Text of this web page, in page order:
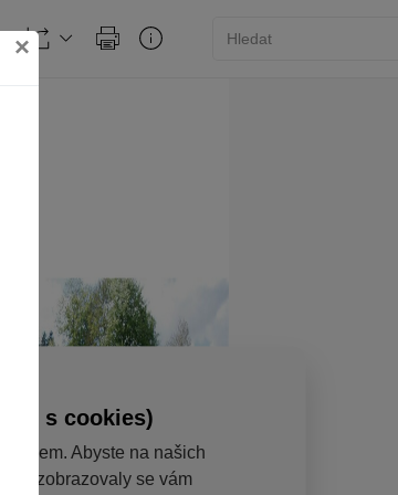
×
s cookies)
Abyste na našich
nezobrazovaly se vám